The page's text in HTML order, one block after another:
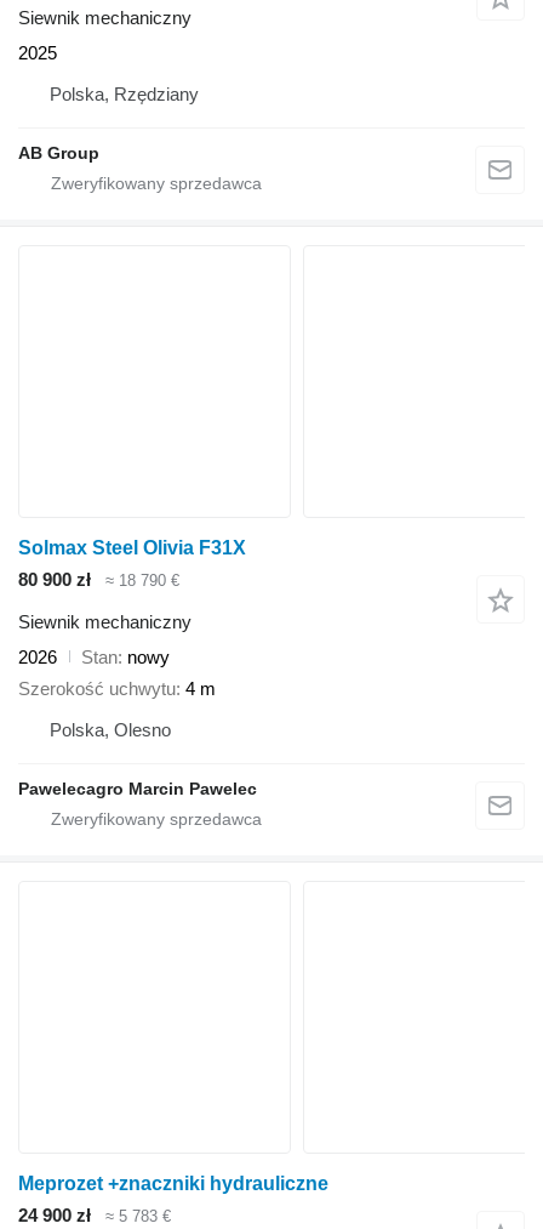
Siewnik mechaniczny
2025
Polska, Rzędziany
AB Group
Solmax Steel Olivia F31X
80 900 zł
≈ 18 790 €
Siewnik mechaniczny
2026
Stan nowy
Szerokość uchwytu 4 m
Polska, Olesno
Pawelecagro Marcin Pawelec
Meprozet +znaczniki hydrauliczne
24 900 zł
≈ 5 783 €